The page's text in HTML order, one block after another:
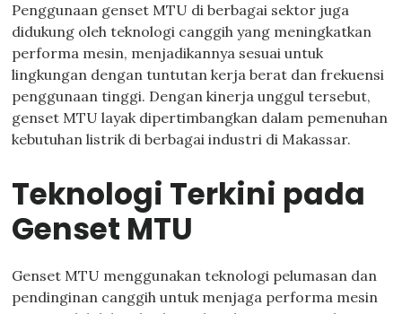
Penggunaan genset MTU di berbagai sektor juga
didukung oleh teknologi canggih yang meningkatkan
performa mesin, menjadikannya sesuai untuk
lingkungan dengan tuntutan kerja berat dan frekuensi
penggunaan tinggi. Dengan kinerja unggul tersebut,
genset MTU layak dipertimbangkan dalam pemenuhan
kebutuhan listrik di berbagai industri di Makassar.
Teknologi Terkini pada
Genset MTU
Genset MTU menggunakan teknologi pelumasan dan
pendinginan canggih untuk menjaga performa mesin